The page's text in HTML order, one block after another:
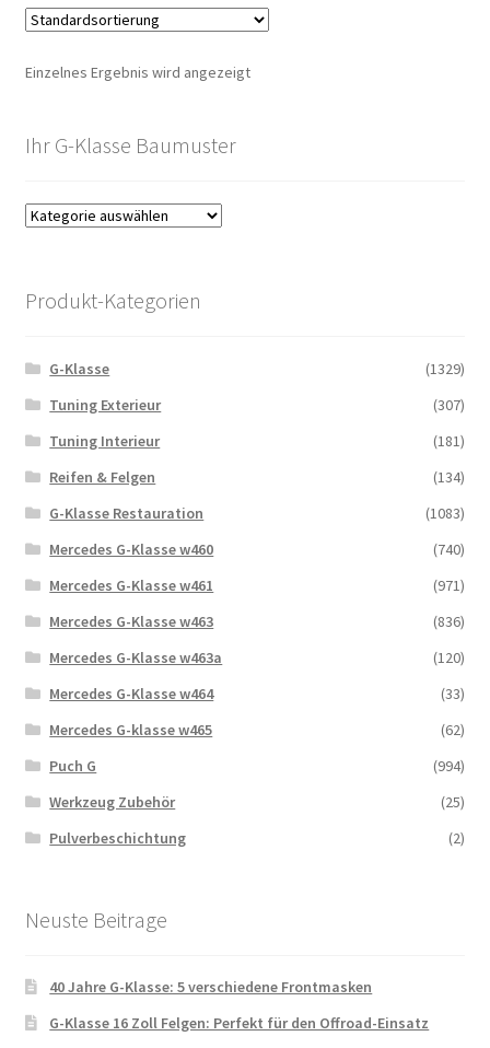
Einzelnes Ergebnis wird angezeigt
Ihr G-Klasse Baumuster
Produkt-Kategorien
G-Klasse
(1329)
Tuning Exterieur
(307)
Tuning Interieur
(181)
Reifen & Felgen
(134)
G-Klasse Restauration
(1083)
Mercedes G-Klasse w460
(740)
Mercedes G-Klasse w461
(971)
Mercedes G-Klasse w463
(836)
Mercedes G-Klasse w463a
(120)
Mercedes G-Klasse w464
(33)
Mercedes G-klasse w465
(62)
Puch G
(994)
Werkzeug Zubehör
(25)
Pulverbeschichtung
(2)
Neuste Beitrage
40 Jahre G-Klasse: 5 verschiedene Frontmasken
G-Klasse 16 Zoll Felgen: Perfekt für den Offroad-Einsatz